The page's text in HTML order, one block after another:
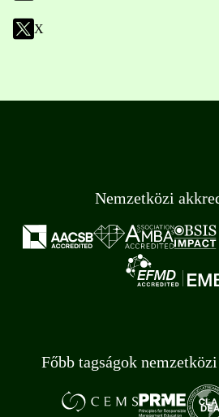
X
Nemzetközi
Főbb tagságok